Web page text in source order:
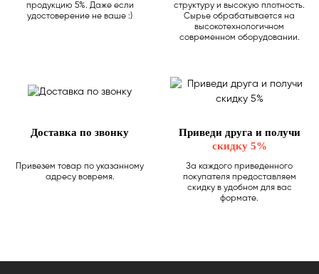
продукцию 5%. Даже если
удостоверение не ваше :)
структуру и высокую плотность.
Сырье обрабатывается на
высокотехнологичном
современном оборудовании.
Доставка по звонку
Привезем товар по указанному
адресу вовремя.
Приведи друга и получи
скидку 5%
За каждого приведенного
покупателя предоставляем
скидку в удобном для вас
формате.